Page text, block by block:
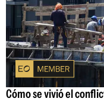
Cómo se vivió el